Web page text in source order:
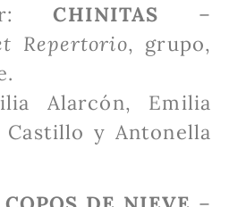
CHINITAS –
Repertorio, grupo,
Alarcón, Emilia
Castillo y Antonella